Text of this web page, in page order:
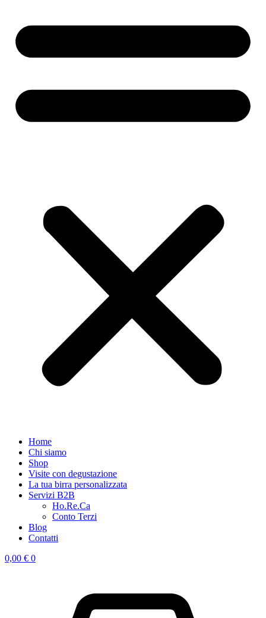
Home
Chi siamo
Shop
Visite con degustazione
La tua birra personalizzata
Servizi B2B
Ho.Re.Ca
Conto Terzi
Blog
Contatti
0,00 € 0